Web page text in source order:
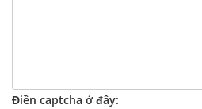
Điền captcha ở đây: